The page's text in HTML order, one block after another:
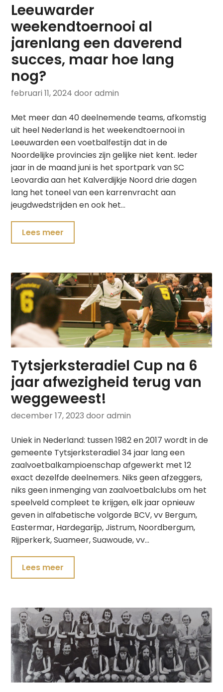
Leeuwarder
weekendtoernooi al
jarenlang een daverend
succes, maar hoe lang
nog?
februari 11, 2024 door admin
Met meer dan 40 deelnemende teams, afkomstig
uit heel Nederland is het weekendtoernooi in
Leeuwarden een voetbalfestijn dat in de
Noordelijke provincies zijn gelijke niet kent. Ieder
jaar in de maand juni is het sportpark van SC
Leovardia aan het Kalverdijkje Noord drie dagen
lang het toneel van een karrenvracht aan
jeugdwedstrijden en ook het…
Lees meer
Tytsjerksteradiel Cup na 6
jaar afwezigheid terug van
weggeweest!
december 17, 2023 door admin
Uniek in Nederland: tussen 1982 en 2017 wordt in de
gemeente Tytsjerksteradiel 34 jaar lang een
zaalvoetbalkampioenschap afgewerkt met 12
exact dezelfde deelnemers. Niks geen afzeggers,
niks geen inmenging van zaalvoetbalclubs om het
speelveld compleet te krijgen, elk jaar opnieuw
geven in alfabetische volgorde BCV, vv Bergum,
Eastermar, Hardegarijp, Jistrum, Noordbergum,
Rijperkerk, Suameer, Suawoude, vv…
Lees meer